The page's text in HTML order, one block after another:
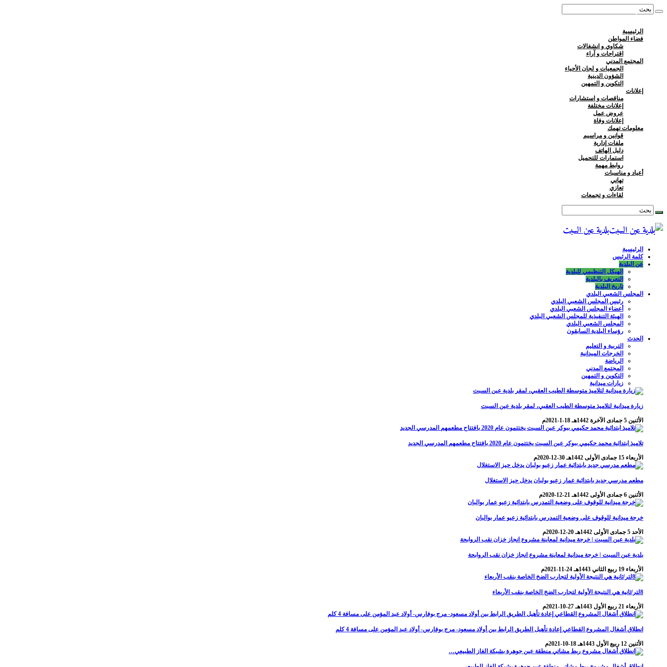
الرئيسية
فضاء المواطن
شكاوي و انشغالات
اقتراحات و آراء
المجتمع المدني
الجمعيات و لجان الأحياء
الشؤون الدينية
التكوين و التمهين
إعلانات
مناقصات و استشارات
إعلانات مختلفة
عروض عمل
إعلانات وفاة
معلومات تهمك
قوانين و مراسيم
ملفات إدارية
دليل الهاتف
استمارات للتحميل
روابط مهمة
أعياد و مناسبات
تهاني
تعازي
لقاءات و تجمعات
بلدية عين السبت
الرئيسية
كلمة الرئيس
عن البلدية
الهيكل التنظيمي للبلدية
التعريف بالبلدية
تاريخ البلدية
المجلس الشعبي البلدي
رئيس المجلس الشعبي البلدي
أعضاء المجلس الشعبي البلدي
الهيئة التنفيذية للمجلس الشعبي البلدي
المجلس الشعبي البلدي
رؤساء البلدية السابقون
الحدث
التربية و التعليم
الخرجات الميدانية
الرياضة
المجتمع المدني
التكوين و التمهين
زيارات ميدانية
زيارة ميدانية لتلاميذ متوسطة الطيب العقبي، لمقر بلدية عين السبت
الأثنين 5 جمادى الآخرة 1442هـ 18-1-2021م
تلاميذ ابتدائية محمد حكيمي ببوكر عين السبت يختتمون عام 2020 بافتتاح مطعمهم المدرسي الجديد
الأربعاء 15 جمادى الأولى 1442هـ 30-12-2020م
مطعم مدرسي جديد بابتدائية عمار زعيو بولبان يدخل حيز الاستغلال
الأثنين 6 جمادى الأولى 1442هـ 21-12-2020م
خرجة ميدانية للوقوف على وضعية التمدرس بابتدائية زعيو عمار بوالبان
الأحد 5 جمادى الأولى 1442هـ 20-12-2020م
بلدية عين السبت | خرجة ميدانية لمعاينة مشروع انجاز خزان نقب الروابحة
الأربعاء 19 ربيع الثاني 1443هـ 24-11-2021م
8لتر/ثانية هي النتيجة الأولية لتجارب الضخ الخاصة بنقب الأربعاء
الأربعاء 21 ربيع الأول 1443هـ 27-10-2021م
انطلاق أشغال المشروع القطاعي إعادة تأهيل الطريق الرابط بين أولاد مسعود- مرج بوفارس- أولاد عبد المؤمن على مسافة 4 كلم
الأثنين 12 ربيع الأول 1443هـ 18-10-2021م